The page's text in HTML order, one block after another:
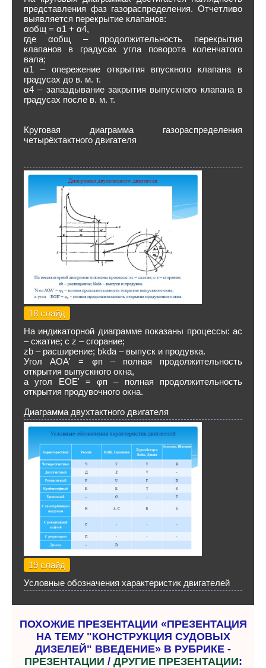
представления фаз газораспределения. Отчетливо
выявляется перекрытие клапанов:
αобщ = α1 + α4,
где αобщ – продолжительность перекрытия
клапанов в градусах угла поворота коленчатого
вала;
α1 – опережение открытия впускного клапана в
градусах до в. м. т.
α4 – запаздывание закрытия выпускного клапана в
градусах после в. м. т.
Круговая диаграмма газораспределения
четырёхтактного двигателя
18 слайд
На индикаторной диаграмме показаны процессы: ас
– сжатие; c z – сгорание;
zb – расширение; bkda – выпуск и продувка.
Угол АОА' = φп – полная продолжительность
открытия выпускного окна,
а угол ЕОЕ' = φп – полная продолжительность
открытия продувочного окна.
Диаграмма двухтактного двигателя
19 слайд
Условные обозначения характеристик двигателей
ПОХОЖИЕ ПРЕЗЕНТАЦИИ «ПРЕЗЕНТАЦИЯ
НА ТЕМУ "КОНСТРУКЦИЯ СУДОВЫХ
ДИЗЕЛЕЙ" ВВЕДЕНИЕ» В РУБРИКЕ -
ПРЕЗЕНТАЦИИ / ДРУГИЕ ПРЕЗЕНТАЦИИ: